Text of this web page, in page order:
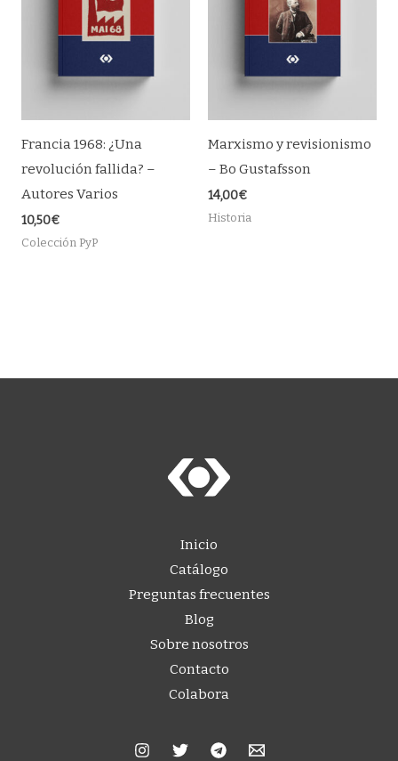
Francia 1968: ¿Una
revolución fallida? –
Autores Varios
10,50€
Colección PyP
Marxismo y revisionismo
– Bo Gustafsson
14,00€
Historia
Inicio
Catálogo
Preguntas frecuentes
Blog
Sobre nosotros
Contacto
Colabora